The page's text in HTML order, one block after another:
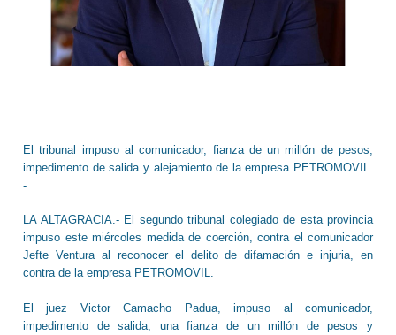
El tribunal impuso al comunicador, fianza de un millón de pesos,
impedimento de salida y alejamiento de la empresa PETROMOVIL.
-
LA ALTAGRACIA.- El segundo tribunal colegiado de esta provincia
impuso este miércoles medida de coerción, contra el comunicador
Jefte Ventura al reconocer el delito de difamación e injuria, en
contra de la empresa PETROMOVIL.
El juez Victor Camacho Padua, impuso al comunicador,
impedimento de salida, una fianza de un millón de pesos y